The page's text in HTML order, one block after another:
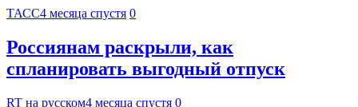
ТАСС4 месяца спустя 0
Россиянам раскрыли, как
спланировать выгодный отпуск
RT на русском4 месяца спустя 0